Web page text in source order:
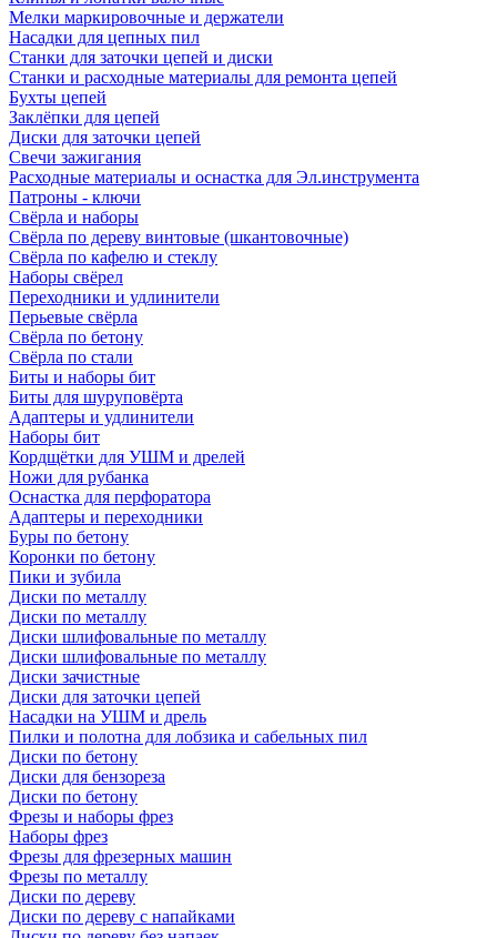
Мелки маркировочные и держатели
Насадки для цепных пил
Станки для заточки цепей и диски
Станки и расходные материалы для ремонта цепей
Бухты цепей
Заклёпки для цепей
Диски для заточки цепей
Свечи зажигания
Расходные материалы и оснастка для Эл.инструмента
Патроны - ключи
Свёрла и наборы
Свёрла по дереву винтовые (шкантовочные)
Свёрла по кафелю и стеклу
Наборы свёрел
Переходники и удлинители
Перьевые свёрла
Свёрла по бетону
Свёрла по стали
Биты и наборы бит
Биты для шуруповёрта
Адаптеры и удлинители
Наборы бит
Кордщётки для УШМ и дрелей
Ножи для рубанка
Оснастка для перфоратора
Адаптеры и переходники
Буры по бетону
Коронки по бетону
Пики и зубила
Диски по металлу
Диски по металлу
Диски шлифовальные по металлу
Диски шлифовальные по металлу
Диски зачистные
Диски для заточки цепей
Насадки на УШМ и дрель
Пилки и полотна для лобзика и сабельных пил
Диски по бетону
Диски для бензореза
Диски по бетону
Фрезы и наборы фрез
Наборы фрез
Фрезы для фрезерных машин
Фрезы по металлу
Диски по дереву
Диски по дереву с напайками